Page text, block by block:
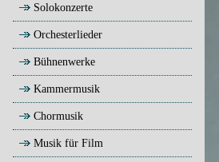
Solokonzerte
Orchesterlieder
Bühnenwerke
Kammermusik
Chormusik
Musik für Film